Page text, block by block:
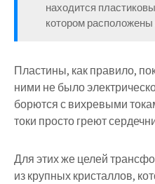
находится
котором расположены
Пластины, как правило,
ними не было
борются с вихревыми
токи просто греют
Для этих же целей
из крупных кристаллов,